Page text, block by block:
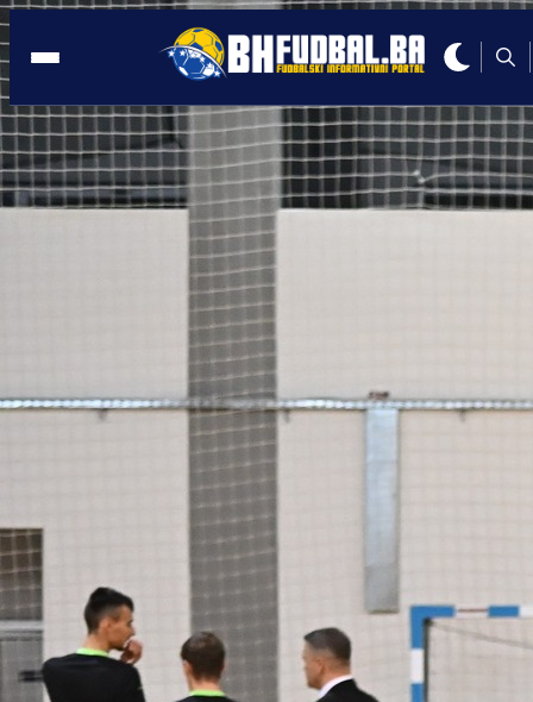
U Bužimu otvoren malonogometni
memorijalni turnir 'Izet Nanić'
Redakcija